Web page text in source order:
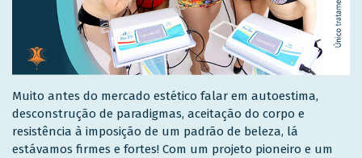
Muito antes do mercado estético falar em autoestima,
desconstrução de paradigmas, aceitação do corpo e
resistência à imposição de um padrão de beleza, lá
estávamos firmes e fortes! Com um projeto pioneiro e um